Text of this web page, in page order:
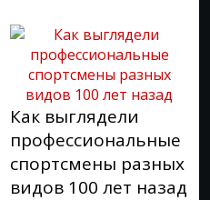
Как выглядели
профессиональные
спортсмены разных
видов 100 лет назад